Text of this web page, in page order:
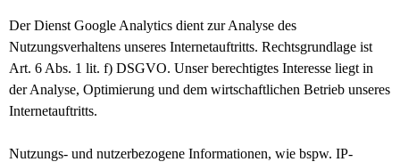
Der Dienst Google Analytics dient zur Analyse des
Nutzungsverhaltens unseres Internetauftritts. Rechtsgrundlage ist
Art. 6 Abs. 1 lit. f) DSGVO. Unser berechtigtes Interesse liegt in
der Analyse, Optimierung und dem wirtschaftlichen Betrieb unseres
Internetauftritts.
Nutzungs- und nutzerbezogene Informationen, wie bspw. IP-